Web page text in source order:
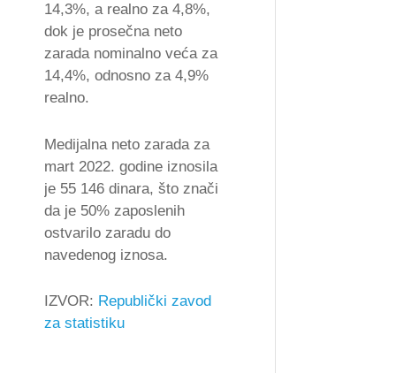
14,3%, a realno za 4,8%,
dok je prosečna neto
zarada nominalno veća za
14,4%, odnosno za 4,9%
realno.
Medijalna neto zarada za
mart 2022. godine iznosila
je 55 146 dinara, što znači
da je 50% zaposlenih
ostvarilo zaradu do
navedenog iznosa.
IZVOR: Republički zavod
za statistiku